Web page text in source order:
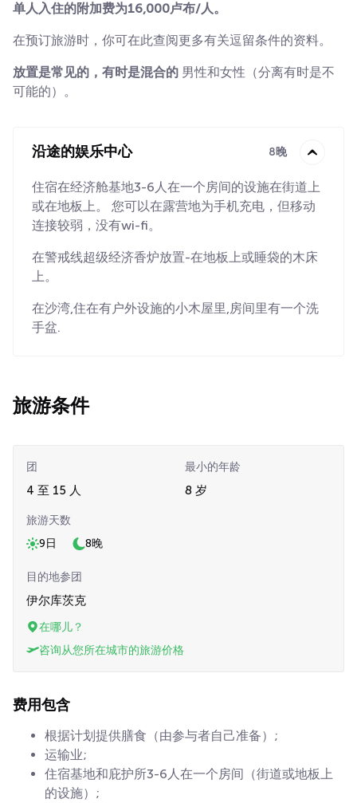
单人入住的附加费为16,000卢布/人。
在预订旅游时，你可在此查阅更多有关逗留条件的资料。
放置是常见的，有时是混合的 男性和女性（分离有时是不
可能的）。
沿途的娱乐中心 8晚
住宿在经济舱基地3-6人在一个房间的设施在街道上
或在地板上。 您可以在露营地为手机充电，但移动
连接较弱，没有wi-fi。
在警戒线超级经济香炉放置-在地板上或睡袋的木床
上。
在沙湾,住在有户外设施的小木屋里,房间里有一个洗
手盆.
旅游条件
团
4 至 15 人
最小的年龄
8 岁
旅游天数
9日
8晚
目的地参团
伊尔库茨克
在哪儿？
咨询从您所在城市的旅游价格
费用包含
根据计划提供膳食（由参与者自己准备）;
运输业;
住宿基地和庇护所3-6人在一个房间（街道或地板上
的设施）;